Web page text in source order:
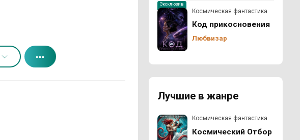
Эксклюзив
Космическая фантастика
Код прикосновения
Любвизар
Лучшие в жанре
Космическая фантастика
Космический Отбор